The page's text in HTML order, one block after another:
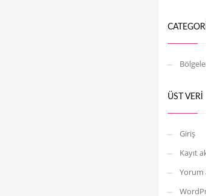
ÜST VERI
Giriş
Kayıt
Yorum